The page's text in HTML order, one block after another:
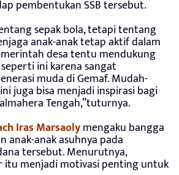
pembentukan SSB tersebut.
sepak bola, tetapi tentang
anak-anak tetap aktif dalam
desa tentu mendukung
ini karena sangat
muda di Gemaf. Mudah-
juga bisa menjadi inspirasi bagi
Tengah,”tuturnya.
Iras Marsaolymengaku bangga
anak-anak asuhnya pada
tersebut. Menurutnya,
itu menjadi motivasi penting untuk